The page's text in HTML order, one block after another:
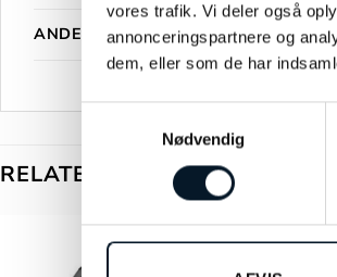
vores trafik. Vi deler også
annonceringspartnere og
dem, eller som de har
Samtykkevalg
Nødvendig
ANDET INFO
RELATEREDE VARER